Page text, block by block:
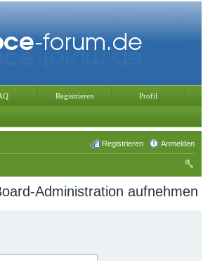
Registrieren Profil
Anmelden
Registrieren
he
Administration aufnehmen